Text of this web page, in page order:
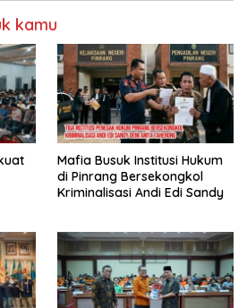
kamu
Mafia Busuk Institusi Hukum
di Pinrang Bersekongkol
Kriminalisasi Andi Edi Sandy